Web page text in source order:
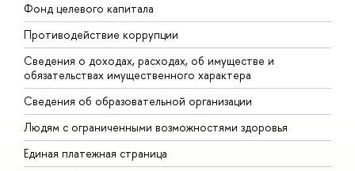
Фонд целевого капитала
Противодействие коррупции
Сведения о доходах, расходах, об имуществе и
обязательствах имущественного характера
Сведения об образовательной организации
Людям с ограниченными возможностями здоровья
Единая платежная страница